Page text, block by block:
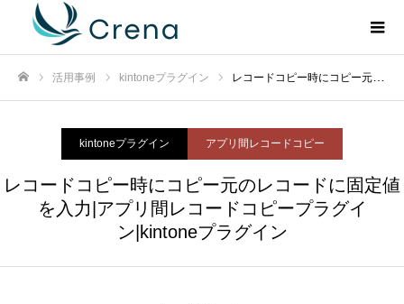
活用事例 kintoneプラグイン レコードコピー時にコピー元のレコードに固定値を入力|アプリ間レコードコピープラグイン|kintoneプラグイン
kintoneプラグイン アプリ間レコードコピー
レコードコピー時にコピー元のレコードに固定値
を入力|アプリ間レコードコピープラグイ
ン|kintoneプラグイン